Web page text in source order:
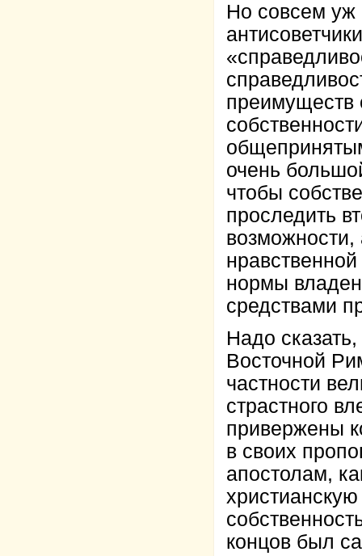
Но совсем уж
преимуществ
очень
чтобы
проследить
возможности,
нормы
средствами
Надо
Восточной
частности
страстного
привержены
в своих
апостолам,
концов был